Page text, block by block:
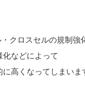
クロスセルの規制強
などによって
高くなってしまいま